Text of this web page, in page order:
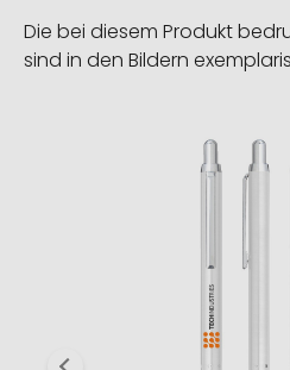
Die bei diesem Produkt
sind in den Bildern